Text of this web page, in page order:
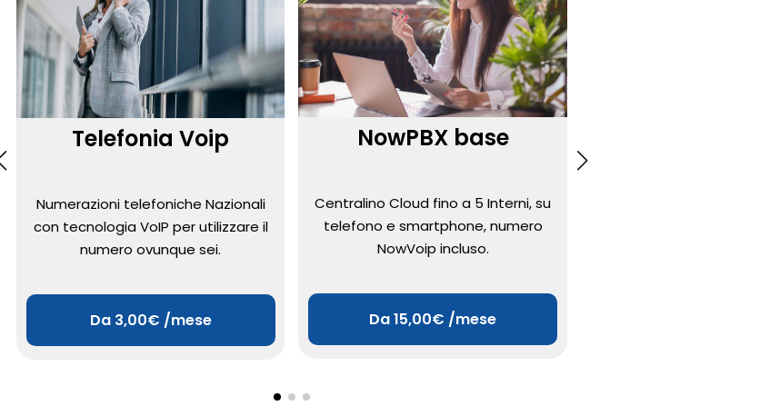
Telefonia Voip
Numerazioni telefoniche Nazionali
con tecnologia VoIP per utilizzare il
numero ovunque sei.
Da 3,00€ /mese
NowPBX base
Centralino Cloud fino a 5 Interni, su
telefono e smartphone, numero
NowVoip incluso.
Da 15,00€ /mese